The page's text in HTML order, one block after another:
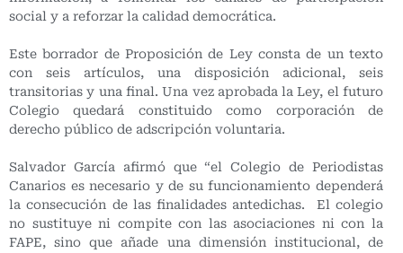
social y a reforzar la calidad democrática.
Este borrador de Proposición de Ley consta de un texto
con seis artículos, una disposición adicional, seis
transitorias y una final. Una vez aprobada la Ley, el futuro
Colegio quedará constituido como corporación de
derecho público de adscripción voluntaria.
Salvador García afirmó que “el Colegio de Periodistas
Canarios es necesario y de su funcionamiento dependerá
la consecución de las finalidades antedichas. El colegio
no sustituye ni compite con las asociaciones ni con la
FAPE, sino que añade una dimensión institucional, de